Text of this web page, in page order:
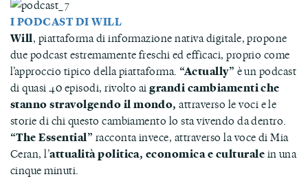
I PODCAST DI WILL
Will, piattaforma di informazione nativa digitale, propone
due podcast estremamente freschi ed efficaci, proprio come
l’approccio tipico della piattaforma. “Actually” è un podcast
di quasi 40 episodi, rivolto aigrandi cambiamenti che
stanno stravolgendo il mondo, attraverso le voci e le
storie di chi questo cambiamento lo sta vivendo da dentro.
“The Essential” racconta invece, attraverso la voce di Mia
Ceran, l’attualità politica, economica e culturalein una
cinque minuti.